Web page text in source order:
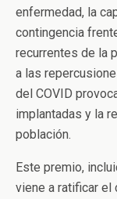
enfermedad, la
contingencia
recurrentes de la
a las
del COVID
implantadas y la
población.
Este premio,
viene a ratificar el